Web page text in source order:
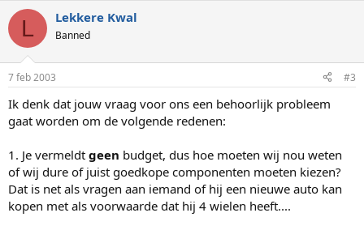
L Lekkere Kwal
Banned
7 feb 2003 #3
Ik denk dat jouw vraag voor ons een behoorlijk probleem
gaat worden om de volgende redenen:
1. Je vermeldt geen budget, dus hoe moeten wij nou weten
of wij dure of juist goedkope componenten moeten kiezen?
Dat is net als vragen aan iemand of hij een nieuwe auto kan
kopen met als voorwaarde dat hij 4 wielen heeft....